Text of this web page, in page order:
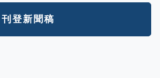
刊登新聞稿